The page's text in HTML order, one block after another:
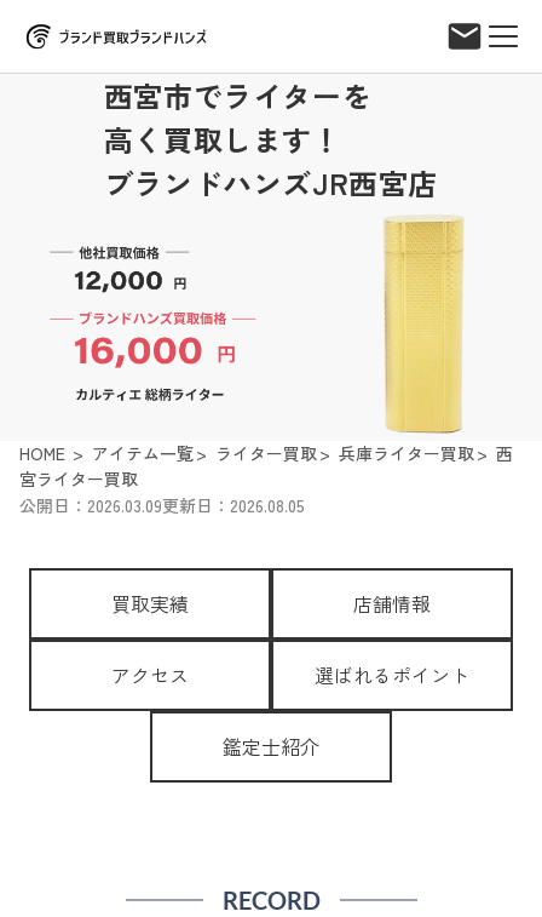
西宮市でライターを
高く買取します！
ブランドハンズJR西宮店
HOME アイテム一覧 ライター買取 兵庫ライター買取
西
宮ライター買取
公開日：2026.03.09更新日：2026.08.05
買取実績 店舗情報
アクセス 選ばれるポイント
鑑定士紹介
RECORD